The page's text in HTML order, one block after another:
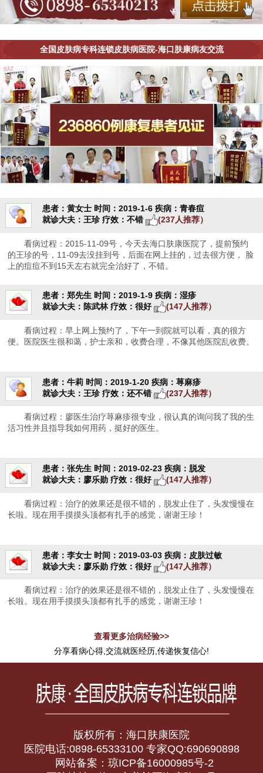
全国皮肤病专科连锁皮肤病医院-海口肤康病友交流
患者：黄女士 时间：2019-1-6 疾病：青春痘
就诊大夫：王珍 疗效：不错 (237人推荐）
看病过程：2015-11-09号，今天去海口肤康医院了，提前预约
的王珍的号，11-09去没挂到号，后面在网上挂的，过去很方便， 脸
上的痘痘不到15天左右就完全治好了，不错。
患者：郑先生 时间：2019-1-9 疾病：湿疹
就诊大夫：陈武林 疗效：很好 (147人推荐）
看病过程：早上网上预约了，下午一到院就可以看，真的很方
便。医院医生很和蔼，护士亲和，收费合理，不像其他医院乱收费。
患者：牛莉 时间：2019-1-20 疾病：荨麻疹
就诊大夫：王珍 疗效：还不错 (237人推荐）
看病过程：廖医生治疗荨麻疹很专业，很认真的询问我了我的生
活习性并且指导我如何用药，挺好的医生。
患者：张先生 时间：2019-02-23 疾病：脱发
就诊大夫：廖乐勋 疗效：很好 (147人推荐）
看病过程：治疗的效果还是很不错的，脱发止住了，头发慢慢在
长啦。现在用手摸摸头顶都有扎手的感觉，谢谢王珍！
患者：李女士 时间：2019-03-03 疾病：皮肤过敏
就诊大夫：廖乐勋 疗效：很好 (147人推荐）
看病过程：治疗的效果还是很不错的，脱发止住了，头发慢慢在
长啦。现在用手摸摸头顶都有扎手的感觉，谢谢王珍！
查看更多治病经验>>
分享看病心得,交流就医经历,传递恢复信心!
版权所有：海口肤康医院
医院电话:0898-65333100 专家QQ:690690898
网站备案：琼ICP备16000985号-2